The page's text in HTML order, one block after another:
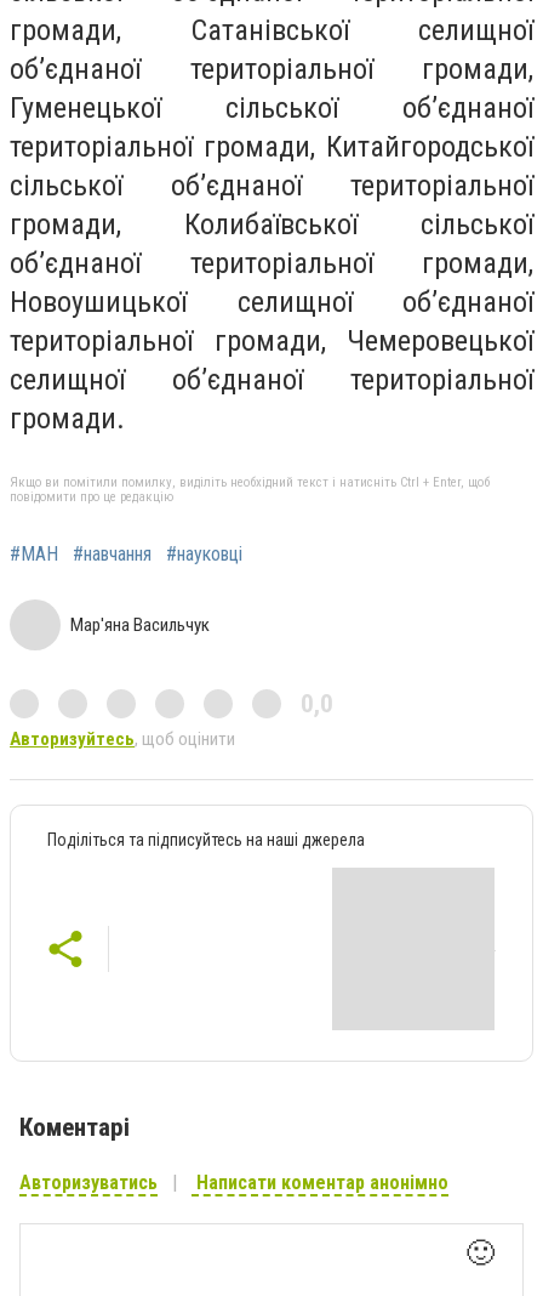
громади, Сатанівської селищної
об’єднаної територіальної громади,
Гуменецької сільської об’єднаної
територіальної громади, Китайгородської
сільської об’єднаної територіальної
громади, Колибаївської сільської
об’єднаної територіальної громади,
Новоушицької селищної об’єднаної
територіальної громади, Чемеровецької
селищної об’єднаної територіальної
громади.
Якщо ви помітили помилку, виділіть необхідний текст і натисніть Ctrl + Enter, щоб
повідомити про це редакцію
#МАН #навчання #науковці
Мар'яна Васильчук
0,0
Авторизуйтесь, щоб оцінити
Поділіться та підписуйтесь на наші джерела
Коментарі
Авторизуватись Написати коментар анонімно
🙂